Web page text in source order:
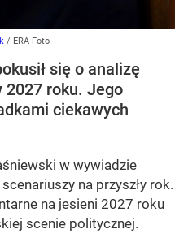
/ ERA Foto
się o analizę
roku. Jego
ciekawych
w wywiadzie
na przyszły rok.
na jesieni 2027 roku
scenie politycznej.